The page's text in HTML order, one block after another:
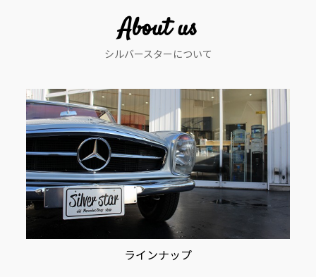
ン
About us
シルバースターについて
ラインナップ